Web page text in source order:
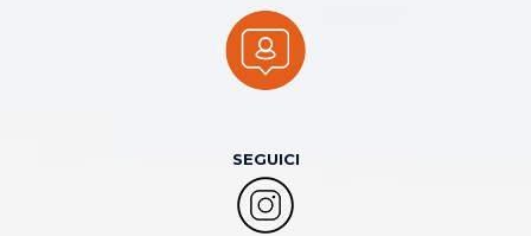
SEGUICI